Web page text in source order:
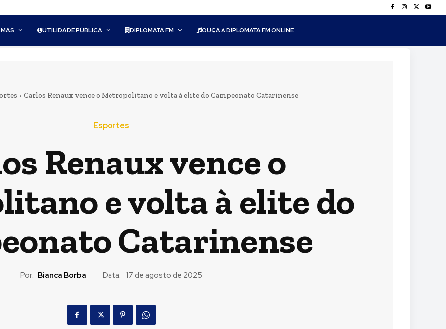
UTILIDADE PÚBLICA DIPLOMATA FM OUÇA A DIPLOMATA FM ONLINE
Carlos Renaux vence o Metropolitano e volta à elite do Campeonato Catarinense
Esportes
Renaux vence o
e volta à elite do
Catarinense
Por: Bianca Borba Data: 17 de agosto de 2025